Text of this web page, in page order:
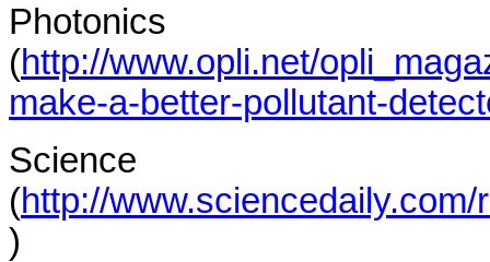
Photonics
(http://www.opli.net/
make-a-better-pollutant-
(http://
)